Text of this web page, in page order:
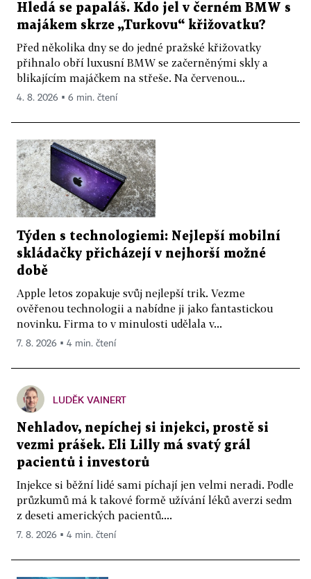
Hledá se papaláš. Kdo jel v černém BMW s
majákem skrze „Turkovu“ křižovatku?
Před několika dny se do jedné pražské křižovatky
přihnalo obří luxusní BMW se začerněnými skly a
blikajícím majáčkem na střeše. Na červenou...
4. 8. 2026 ▪ 6 min. čtení
Týden s technologiemi: Nejlepší mobilní
skládačky přicházejí v nejhorší možné
době
Apple letos zopakuje svůj nejlepší trik. Vezme
ověřenou technologii a nabídne ji jako fantastickou
novinku. Firma to v minulosti udělala v...
7. 8. 2026 ▪ 4 min. čtení
LUDĚK VAINERT
Nehladov, nepíchej si injekci, prostě si
vezmi prášek. Eli Lilly má svatý grál
pacientů i investorů
Injekce si běžní lidé sami píchají jen velmi neradi. Podle
průzkumů má k takové formě užívání léků averzi sedm
z deseti amerických pacientů....
7. 8. 2026 ▪ 4 min. čtení